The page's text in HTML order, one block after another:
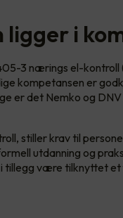
ligger i
3 nærings el-
kompetansen er
er det Nemko og
stiller krav til
utdanning og
tillegg være tilknyttet